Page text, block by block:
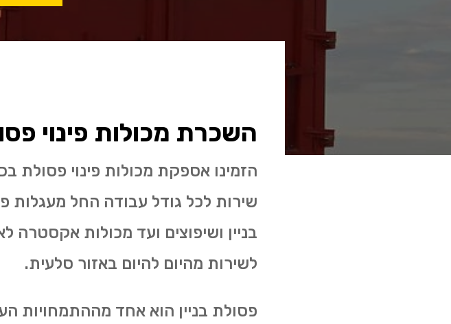
השכרת מכולות פינוי
הזמינו אספקת מכולות פינוי פסולת
לשירות מהיום להיום באזור סלעית.
פסולת בניין הוא אחד מההתמחויות